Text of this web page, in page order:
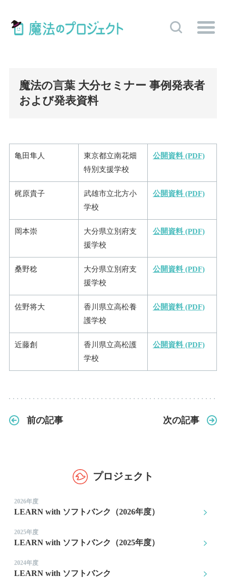
魔法の言葉 大分セミナー 事例発表者
および発表資料
亀田隼人
東京都立南花畑
特別支援学校
公開資料 (PDF)
梶原貴子
武雄市立北方小
学校
公開資料 (PDF)
岡本崇
大分県立別府支
援学校
公開資料 (PDF)
桑野稔
大分県立別府支
援学校
公開資料 (PDF)
佐野将大
香川県立高松養
護学校
公開資料 (PDF)
近藤創
香川県立高松護
学校
公開資料 (PDF)
前の記事 次の記事
プロジェクト
2026年度
LEARN with ソフトバンク（2026年度）
2025年度
LEARN with ソフトバンク（2025年度）
2024年度
LEARN with ソフトバンク